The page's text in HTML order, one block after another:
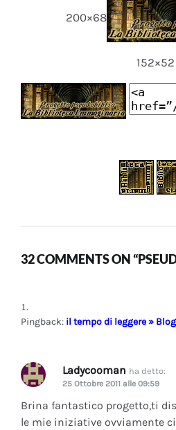
200×68
152×52
32 COMMENTS ON
Pingback: il tempo di leggere »
Ladycooman ha detto:
25 Ottobre 2011 alle 09:59
Brina fantastico progetto,ti
le mie iniziative ovviamente